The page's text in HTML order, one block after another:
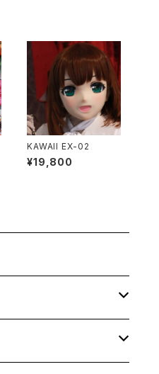
KAWAII EX-02
¥19,800